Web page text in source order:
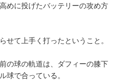
めに投げたバッテリーの攻め方
せて上手く打ったということ。
の球の軌道は、ダフィーの膝下
球で合っている。